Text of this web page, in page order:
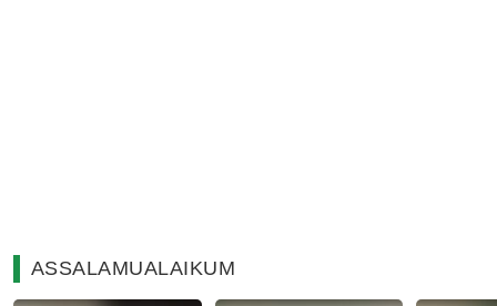
ASSALAMUALAIKUM